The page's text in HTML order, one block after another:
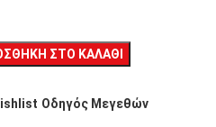
ΣΤΟ ΚΑΛΆΘΙ
Οδηγός Μεγεθών